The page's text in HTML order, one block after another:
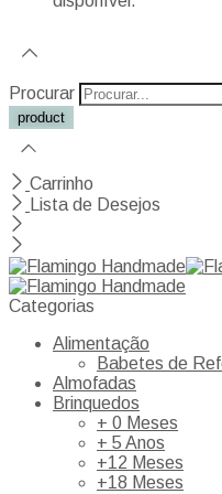
Procurar
Carrinho
Lista de Desejos
Categorias
Alimentação
Babetes de
Almofadas
Brinquedos
+ 0 Meses
+ 5 Anos
+12 Meses
+18 Meses